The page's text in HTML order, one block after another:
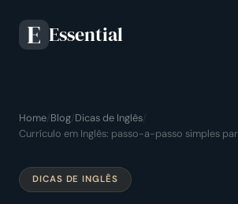
E Essential
Home Blog Dicas de Inglês
Currículo em Inglês: passo-a-passo simples
DICAS DE INGLÊS